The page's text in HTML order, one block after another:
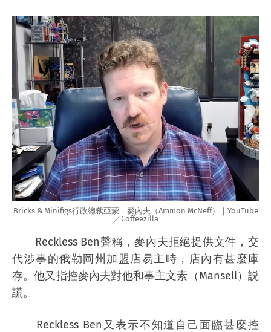
Bricks & Minifigs行政總裁亞蒙．麥內夫（Ammon McNeff）｜YouTube
／Coffeezilla
Reckless Ben聲稱，麥內夫拒絕提供文件，交
代涉事的俄勒岡州加盟店易主時，店內有甚麼庫
存。他又指控麥內夫對他和事主文素（Mansell）説
謊。
Reckless Ben又表示不知道自己面臨甚麼控